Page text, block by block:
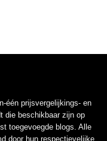
één prijsvergelijkings- en
die beschikbaar zijn op
toegevoegde blogs. Alle
door hun respectievelijke